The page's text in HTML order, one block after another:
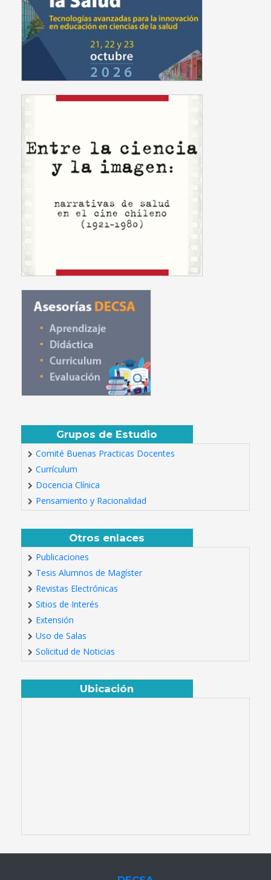
Grupos de Estudio
Comité Buenas Practicas Docentes
Currículum
Docencia Clínica
Pensamiento y Racionalidad
Otros enlaces
Publicaciones
Tesis Alumnos de Magíster
Revistas Electrónicas
Sitios de Interés
Extensión
Uso de Salas
Solicitud de Noticias
Ubicación